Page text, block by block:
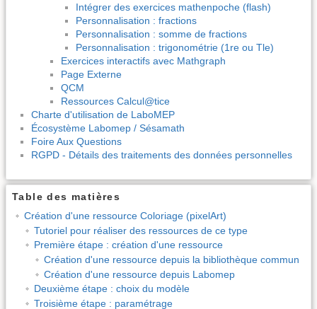
Intégrer des exercices mathenpoche (flash)
Personnalisation : fractions
Personnalisation : somme de fractions
Personnalisation : trigonométrie (1re ou Tle)
Exercices interactifs avec Mathgraph
Page Externe
QCM
Ressources Calcul@tice
Charte d'utilisation de LaboMEP
Écosystème Labomep / Sésamath
Foire Aux Questions
RGPD - Détails des traitements des données personnelles
Table des matières
Création d'une ressource Coloriage (pixelArt)
Tutoriel pour réaliser des ressources de ce type
Première étape : création d'une ressource
Création d'une ressource depuis la bibliothèque commun
Création d'une ressource depuis Labomep
Deuxième étape : choix du modèle
Troisième étape : paramétrage